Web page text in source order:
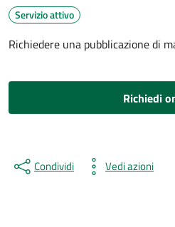
Servizio attivo
Richiedere una pubblicazione di
Richiedi
Condividi Vedi azioni